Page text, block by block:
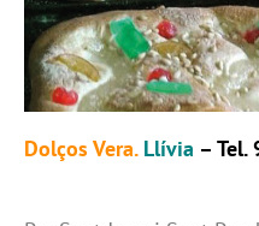
Dolços Vera. Llívia – Tel.